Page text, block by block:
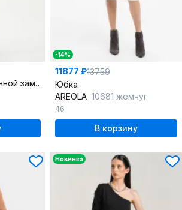
Юбка из искусственной замши с разрезом
-14%
11877 ₽13759
Юбка
AREOLA 10681 жемчуг
46
В корзину
Новинка